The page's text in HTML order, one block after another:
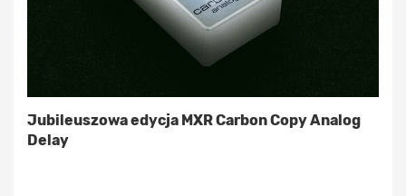
Jubileuszowa edycja MXR Carbon Copy Analog
Delay